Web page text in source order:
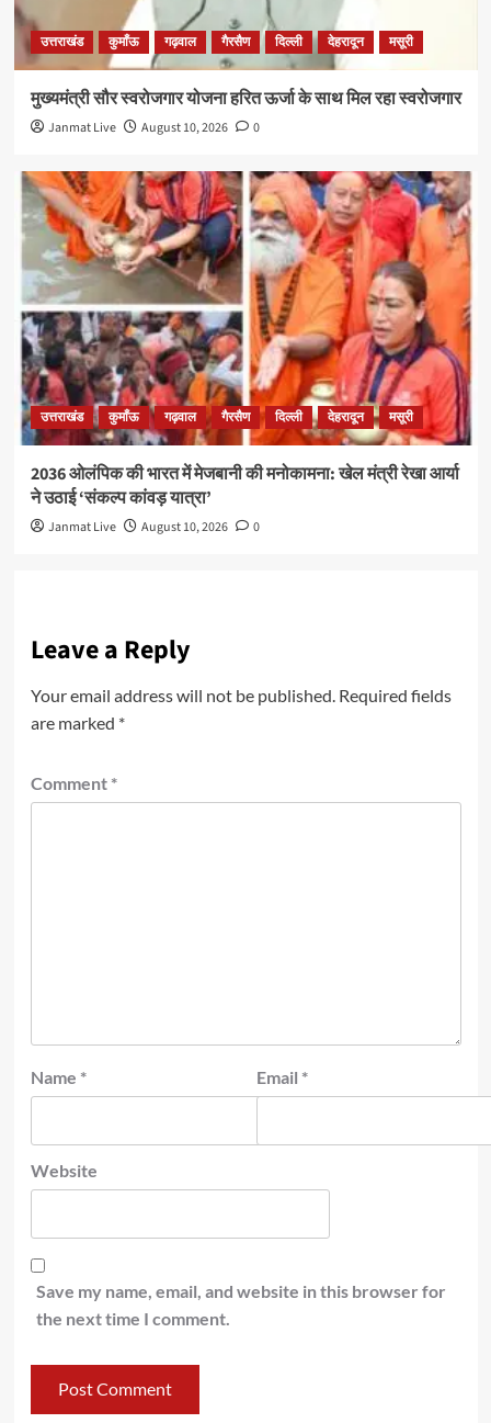
उत्तराखंड कुमाँऊ गढ़वाल गैरसैण दिल्ली देहरादून मसूरी
मुख्यमंत्री सौर स्वरोजगार योजना हरित ऊर्जा के साथ मिल रहा स्वरोजगार
Janmat Live August 10, 2026 0
उत्तराखंड कुमाँऊ गढ़वाल गैरसैण दिल्ली देहरादून मसूरी
2036 ओलंपिक की भारत में मेजबानी की मनोकामना: खेल मंत्री रेखा आर्या
ने उठाई ‘संकल्प कांवड़ यात्रा’
Janmat Live August 10, 2026 0
Leave a Reply
Your email address will not be published. Required fields
are marked *
Comment *
Name * Email *
Website
Save my name, email, and website in this browser for
the next time I comment.